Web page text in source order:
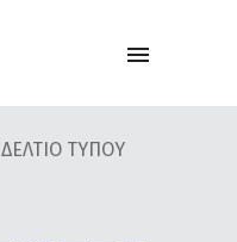
ΔΕΛΤΙΟ ΤΥΠΟΥ